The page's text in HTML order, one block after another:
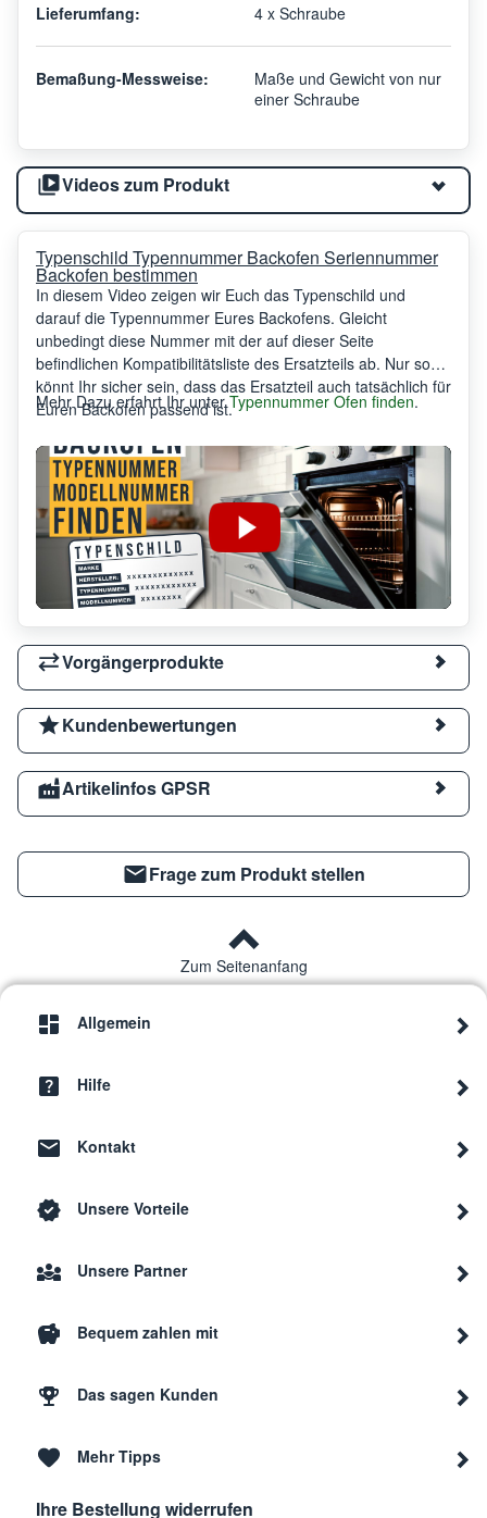
Lieferumfang: 4 x Schraube
Bemaßung-Messweise:
Maße und Gewicht von nur
einer Schraube
Videos zum Produkt
Typenschild Typennummer Backofen Seriennummer
Backofen bestimmen
In diesem Video zeigen wir Euch das Typenschild und
darauf die Typennummer Eures Backofens. Gleicht
unbedingt diese Nummer mit der auf dieser Seite
befindlichen Kompatibilitätsliste des Ersatzteils ab. Nur so
könnt Ihr sicher sein, dass das Ersatzteil auch tatsächlich für
Euren Backofen passend ist.
Mehr Dazu erfahrt Ihr unterTypennummer Ofen finden.
Vorgängerprodukte
Kundenbewertungen
Artikelinfos GPSR
Frage zum Produkt stellen
Zum Seitenanfang
Allgemein
Hilfe
Kontakt
Unsere Vorteile
Unsere Partner
Bequem zahlen mit
Das sagen Kunden
Mehr Tipps
Ihre Bestellung widerrufen